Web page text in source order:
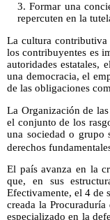
3. Formar una
repercuten en la
La cultura contributiva
los contribuyentes es
autoridades estatales,
una democracia, el
de las obligaciones
La Organización de
el conjunto de los
una sociedad o grupo
derechos
El país avanza en la
que, en sus
Efectivamente, el 4 de
creada la
especializado en la